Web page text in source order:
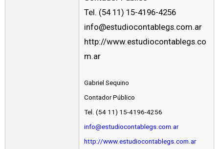
Tel. (54 11) 15-4196-4256
info@estudiocontablegs.com.ar
http://www.estudiocontablegs.co
m.ar
Gabriel Sequino
Contador Público
Tel. (54 11) 15-4196-4256
info@estudiocontablegs.com.ar
http://www.estudiocontablegs.com.ar